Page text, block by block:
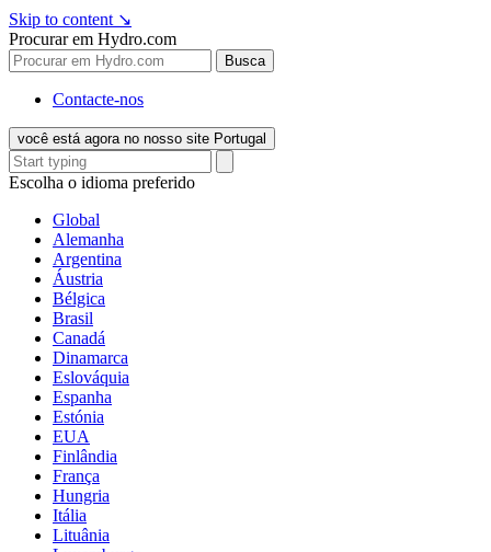
Skip to content ↘
Procurar em Hydro.com
Busca
Contacte-nos
você está agora no nosso site Portugal
Escolha o idioma preferido
Global
Alemanha
Argentina
Áustria
Bélgica
Brasil
Canadá
Dinamarca
Eslováquia
Espanha
Estónia
EUA
Finlândia
França
Hungria
Itália
Lituânia